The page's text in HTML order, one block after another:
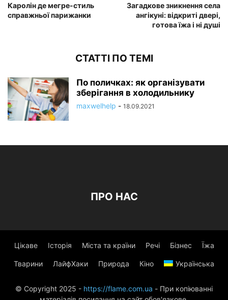
Каролін де мегре-стиль
справжньої парижанки
Загадкове зникнення села
ангікуні: відкриті двері,
готова їжа і ні душі
СТАТТІ ПО ТЕМІ
По поличках: як організувати
зберігання в холодильнику
maxwelhelp - 18.09.2021
ПРО НАС
Цікаве Історія Міста та країни Речі Бізнес Їжа
Тварини ЛайфХаки Природа Кіно Українська
© Copyright 2025 - https://flame.com.ua - При копіюванні